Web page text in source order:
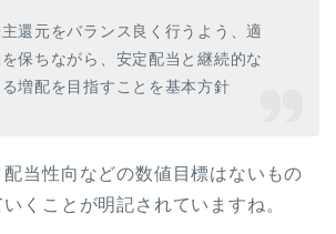
還元をバランス良く行うよう、適
保ちながら、安定配当と継続的な
増配を目指すことを基本方針
配当性向などの数値目標はないもの
くことが明記されていますね。